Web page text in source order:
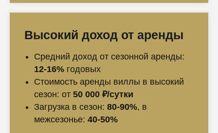
Высокий доход от аренды
Средний доход от сезонной аренды:
12-16% годовых
Стоимость аренды виллы в высокий
сезон: от 50 000 ₽/сутки
Загрузка в сезон: 80-90%, в
межсезонье: 40-50%